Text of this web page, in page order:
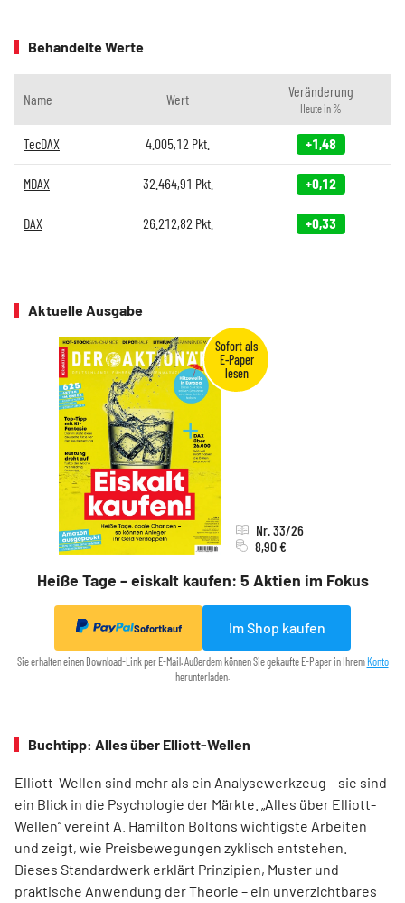
Behandelte Werte
Name Wert Veränderung
Heute in %
TecDAX 4.005,12 Pkt. +1,48
MDAX 32.464,91 Pkt. +0,12
DAX 26.212,82 Pkt. +0,33
Aktuelle Ausgabe
Heiße Tage – eiskalt kaufen: 5 Aktien im Fokus
Nr. 33/26
8,90 €
Sofortkauf Im Shop kaufen
Sie erhalten einen Download-Link per E-Mail. Außerdem können Sie gekaufte E-Paper in Ihrem Konto
herunterladen.
Buchtipp: Alles über Elliott-Wellen
Elliott-Wellen sind mehr als ein Analysewerkzeug – sie sind
ein Blick in die Psychologie der Märkte. „Alles über Elliott-
Wellen“ vereint A. Hamilton Boltons wichtigste Arbeiten
und zeigt, wie Preisbewegungen zyklisch entstehen.
Dieses Standardwerk erklärt Prinzipien, Muster und
praktische Anwendung der Theorie – ein unverzichtbares